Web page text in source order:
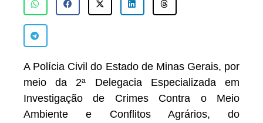
A Polícia Civil do Estado de Minas Gerais, por
meio da 2ª Delegacia Especializada em
Investigação de Crimes Contra o Meio
Ambiente e Conflitos Agrários, do